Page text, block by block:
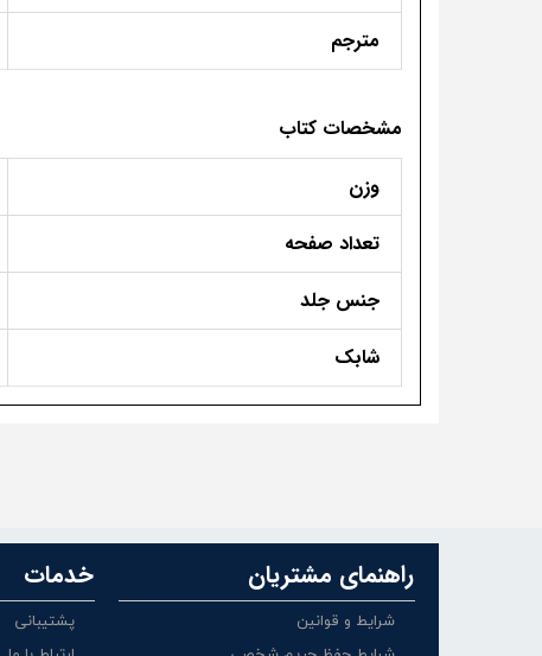
مترجم
مشخصات کتاب
وزن
تعداد صفحه
جنس جلد
شابک
راهنمای مشتریان
شرایط و قوانین
خدمات
پشتیبانی